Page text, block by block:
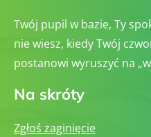
Twój pupil w bazie, Ty
nie wiesz, kiedy Twój
postanowi wyruszyć na
Na skróty
Zgłoś zaginięcie